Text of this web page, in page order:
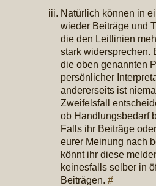
Natürlich können in
wieder Beiträge und
die den Leitlinien
stark widersprechen.
die oben genannten
persönlicher
andererseits ist
Zweifelsfall
ob Handlungsbedarf
Falls ihr Beiträge
eurer Meinung nach
könnt ihr diese
keinesfalls selber in
Beiträgen. #